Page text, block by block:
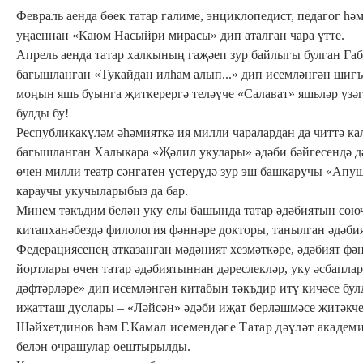
Февраль аенда бөек татар галиме, энциклопедист, педагог
уңаеннан «Каюм Насыйри мирасы» дип аталган чара үтте.
Апрель аенда татар халкының гаҗәеп зур байлыгы булган
багышланган «Тукайдан илһам алып...» дип исемләнгән
моңын яшь буынга җиткерергә теләүче «Салават» яшьләр
булды бу!
Республикакүләм әһәмияткә ия милли чаралардан да
багышланган Халыкара «Җәлил укулары» әдәби бәйгесендә
өчен милли театр сәнгатен үстерүдә зур эш башкаручы
караучы укучыларыбыз да бар.
Минем тәкъдим белән уку елы башында татар әдәбиятын
китапханәбездә филология фәннәре докторы, танылган
Федерациясенең атказанган мәдәният хезмәткәре, әдәбият
йортлары өчен татар әдәбиятыннан дәреслекләр, уку
дәфтәрләре» дип исемләнгән китабын тәкъдир итү кичәсе
иҗатташ дуслары – «Ләйсән» әдәби иҗат берләшмәсе
Шәйхетдинов һәм Г.Камал исемендәге Татар дәүләт
белән очрашулар оештырылды.